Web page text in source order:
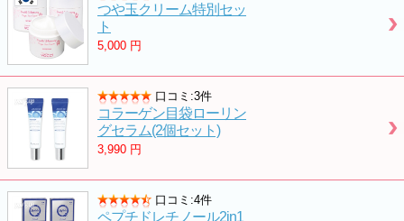
つや玉クリーム特別セッ
ト
5,000 円
口コミ:3件
コラーゲン目袋ローリン
グセラム(2個セット)
3,990 円
口コミ:4件
ペプチドレチノール2in1